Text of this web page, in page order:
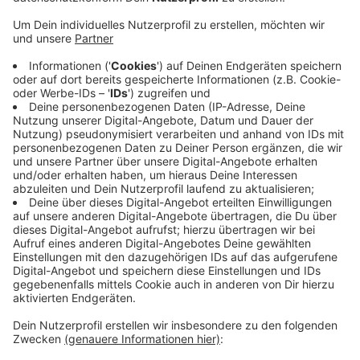
gesetzliche Pflicht erfüllt und könne den Auftrag
jetzt frei vergeben - an das Unternehmen, dass
das in den Augen der Stadt beste Preis-Leistungs-
Verhältnis bietet. Auf jeden Fall werde das
Impfzentrum auf dem Uni-Campus Freudenberg
wie geplant am 15. Dezember startklar sein. Der
Betreiber regelt die Organisation der Impfung vor
Ort und stellt das nicht-medizinische Personal.
Sobald ein Impfstoff zugelassen ist, sollen am
Freudenberg die ersten Menschen auch gegen
Corona geimpft werden.
Veröffentlicht:Donnerstag, 03.12.2020 14:26
Anzeige